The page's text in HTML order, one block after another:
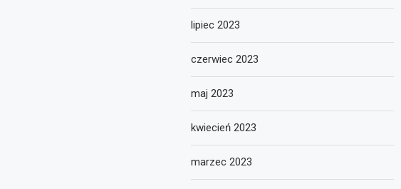
lipiec 2023
czerwiec 2023
maj 2023
kwiecień 2023
marzec 2023